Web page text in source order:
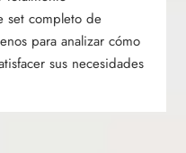
set completo de
para analizar cómo
sus necesidades